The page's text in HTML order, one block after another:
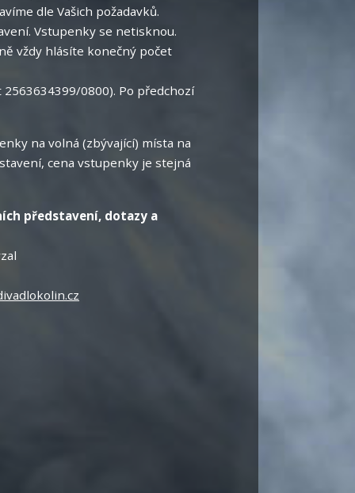
dle Vašich požadavků.
Vstupenky se netisknou.
vždy hlásíte konečný počet
0800). Po předchozí
na volná (zbývající) místa na
cena vstupenky je stejná
představení, dotazy a